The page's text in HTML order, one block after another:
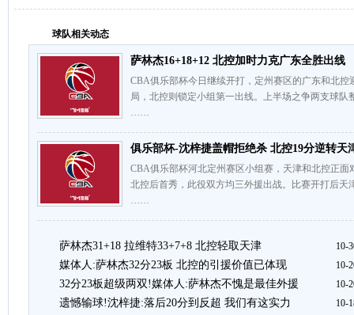
球队相关动态
萨林杰16+18+12 北控加时力克广东全胜出线
CBA俱乐部杯今日继续开打，定州赛区的广东和北
局，北控则锁定小组第一出线。上半场之争两支球
……
俱乐部杯-沈梓捷盖帽拒绝杀 北控19分逆转天
CBA俱乐部杯河北定州赛区小组赛，天津和北控正
北控后首秀，此役双方均三外援出战。比赛开打后
……
萨林杰31+18 拉维特33+7+8 北控轻取天津 10-
媒体人:萨林杰32分23板 北控的引援价值已体现 10-
32分23板超级两双!媒体人:萨林杰不愧是最佳外援 10-
遗憾输球!沈梓捷:落后20分到反超 我们有这实力 10-